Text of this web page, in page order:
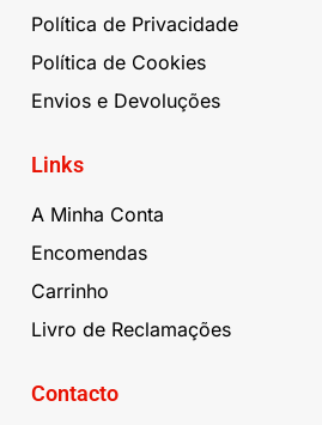
Política de Privacidade
Política de Cookies
Envios e Devoluções
Links
A Minha Conta
Encomendas
Carrinho
Livro de Reclamações
Contacto